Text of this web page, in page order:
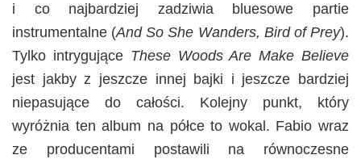
i co najbardziej zadziwia bluesowe partie
instrumentalne (And So She Wanders, Bird of Prey).
Tylko intrygujące These Woods Are Make Believe
jest jakby z jeszcze innej bajki i jeszcze bardziej
niepasujące do całości. Kolejny punkt, który
wyróżnia ten album na półce to wokal. Fabio wraz
ze producentami postawili na równoczesne